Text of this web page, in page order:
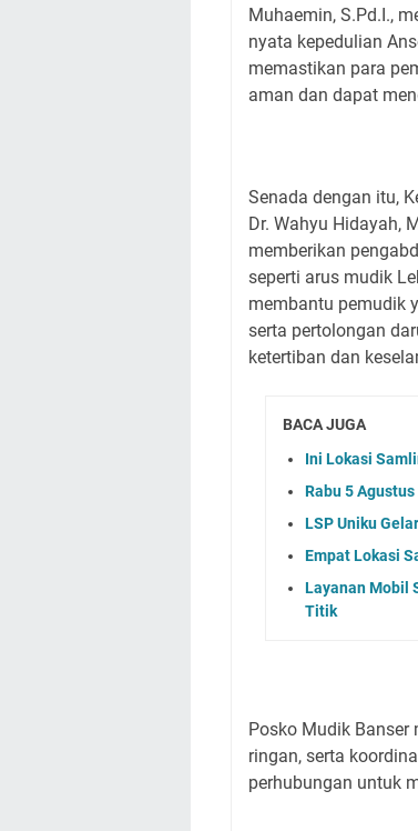
Muhaemin, S.Pd.I.,
nyata kepedulian
memastikan para
aman dan dapat
Senada dengan itu,
Dr. Wahyu Hidayah,
memberikan
seperti arus mudik
membantu pemudik
serta pertolongan
ketertiban dan
BACA JUGA
Ini Lokasi
Rabu 5
LSP Uniku
Empat Lokasi
Layanan Mobil
Titik
Posko Mudik
ringan, serta
perhubungan untuk